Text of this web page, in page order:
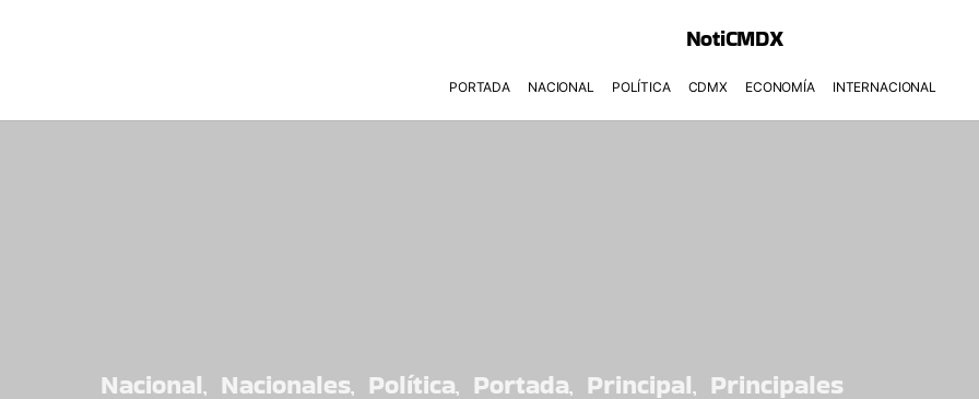
NotiCMDX
PORTADA NACIONAL POLÍTICA CDMX ECONOMÍA INTERNACIONAL
Nacional Nacionales Política Portada Principal Principales